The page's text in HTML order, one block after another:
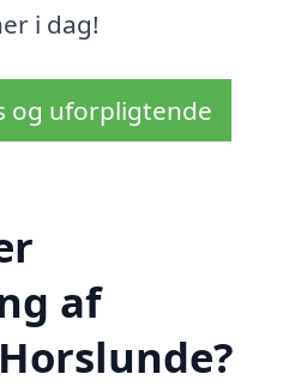
i dag!
og uforpligtende
af